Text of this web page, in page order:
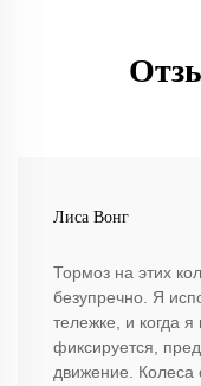
Лиса Вонг
Тормоз на этих
безупречно. Я
тележке, и когда
фиксируется,
движение. Колеса